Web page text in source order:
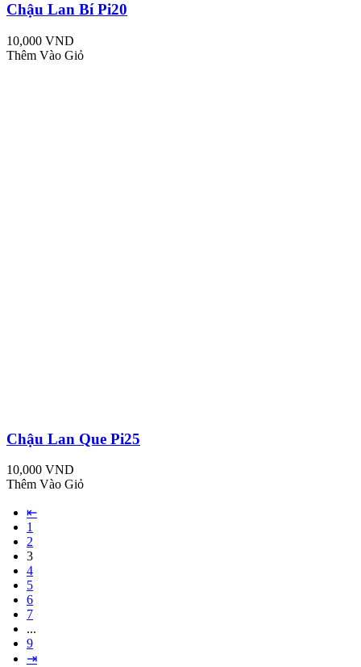
Chậu Lan Bí Pi20
10,000 VND
Thêm Vào Giỏ
Chậu Lan Que Pi25
10,000 VND
Thêm Vào Giỏ
⇤
1
2
3
4
5
6
7
...
9
⇥